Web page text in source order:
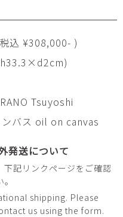
込 ¥308,000- )
Tsuyoshi
ンバス oil on canvas
送について
下記リンクページをご確認
shipping. Please
us using the form.